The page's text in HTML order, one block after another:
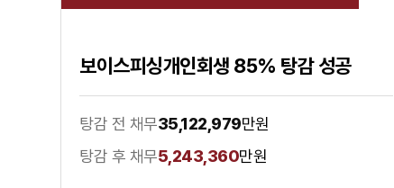
보이스피싱개인회생 85% 탕감 성공
탕감 전 채무35,122,979만원
탕감 후 채무5,243,360만원